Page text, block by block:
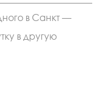
в Санкт —
в другую